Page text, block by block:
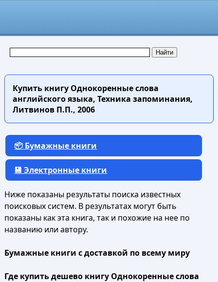
Купить книгуОднокоренные слова
английского языка, Техника запоминания,
Литвинов П.П., 2006
📦 Бумажные книги
💾 Электронные книги
Ниже показаны результаты поиска известных
поисковых систем. В результатах могут быть
показаны как эта книга, так и похожие на нее по
названию или автору.
Бумажные книги с доставкой по всему миру
Где купить дешево книгу Однокоренные слова